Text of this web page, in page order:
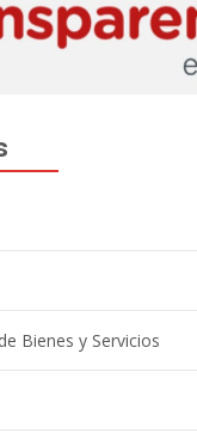
Bienes y Servicios